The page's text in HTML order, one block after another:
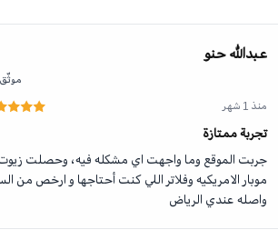
عبدالله حنو
موثّق
منذ 1 شهر
تجربة ممتازة
جربت الموقع وما واجهت اي مشكله فيه، وحصلت
موبار الامريكيه وفلاتر اللي كنت أحتاجها و ارخص من
واصله عندي الرياض